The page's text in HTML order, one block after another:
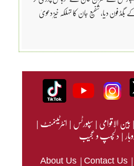
بگڈ فون دیا، شفیع جان کا تہلکہ خیز دعویٰ
|بین الاقوامی|سپورٹس|انٹرٹینمنٹ|
|دلچسپ و عجیب
About Us | Contact Us |